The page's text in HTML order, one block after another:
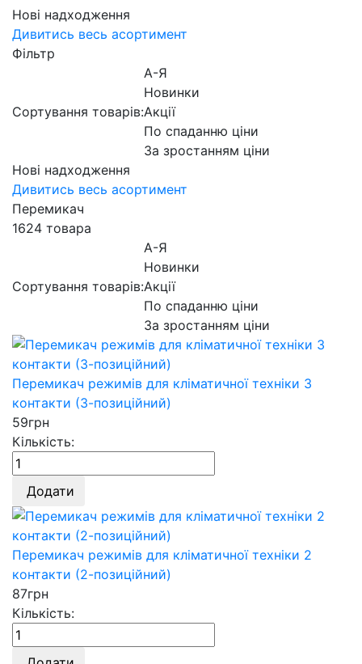
Нові надходження
Дивитись весь асортимент
Фільтр
Сортування товарів:
А-Я
Новинки
Акції
По спаданню ціни
За зростанням ціни
Нові надходження
Дивитись весь асортимент
Перемикач
1624 товара
Сортування товарів:
А-Я
Новинки
Акції
По спаданню ціни
За зростанням ціни
Перемикач режимів для кліматичної техніки 3
контакти (3-позиційний)
59грн
Кількість:
Додати
Перемикач режимів для кліматичної техніки 2
контакти (2-позиційний)
87грн
Кількість: